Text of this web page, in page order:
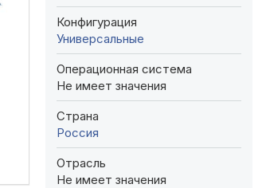
Конфигурация
Универсальные
Операционная система
Не имеет значения
Страна
Россия
Отрасль
Не имеет значения